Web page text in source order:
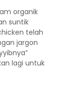
organik
suntik
telah
jargon
lagi untuk